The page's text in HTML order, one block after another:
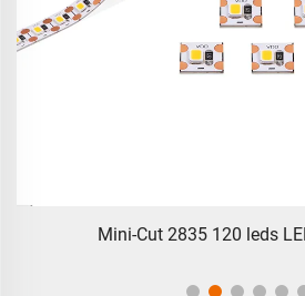
Mini-Cut 2835 120 leds